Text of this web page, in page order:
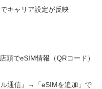
キャリア設定が反映
頭でeSIM情報（QRコード）
通信」→「eSIMを追加」で